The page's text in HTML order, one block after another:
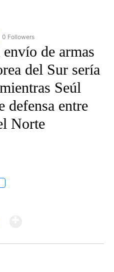
"CNN-SPANISH" TO RECEIVE
0 Followers
de armas
del Sur sería
Seúl
defensa entre
Norte